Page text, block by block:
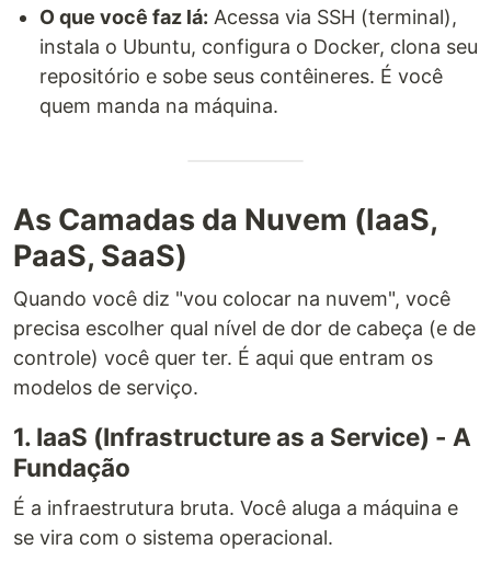
O que você faz lá: Acessa via SSH (terminal),
instala o Ubuntu, configura o Docker, clona seu
repositório e sobe seus contêineres. É você
quem manda na máquina.
As Camadas da Nuvem (IaaS,
PaaS, SaaS)
Quando você diz "vou colocar na nuvem", você
precisa escolher qual nível de dor de cabeça (e de
controle) você quer ter. É aqui que entram os
modelos de serviço.
1. IaaS (Infrastructure as a Service) - A
Fundação
É a infraestrutura bruta. Você aluga a máquina e
se vira com o sistema operacional.